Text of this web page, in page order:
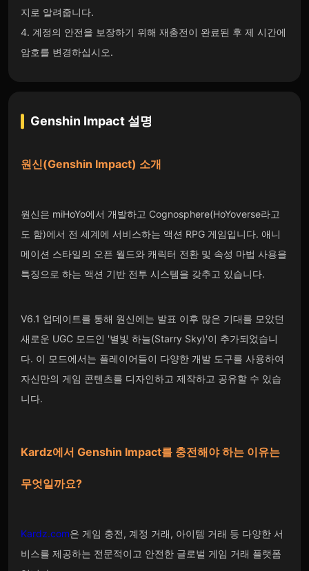
지로 알려줍니다.
4. 계정의 안전을 보장하기 위해 재충전이 완료된 후 제 시간에
암호를 변경하십시오.
Genshin Impact설명
원신(Genshin Impact) 소개
원신은 miHoYo에서 개발하고 Cognosphere(HoYoverse라고
도 함)에서 전 세계에 서비스하는 액션 RPG 게임입니다. 애니
메이션 스타일의 오픈 월드와 캐릭터 전환 및 속성 마법 사용을
특징으로 하는 액션 기반 전투 시스템을 갖추고 있습니다.
V6.1 업데이트를 통해 원신에는 발표 이후 많은 기대를 모았던
새로운 UGC 모드인 '별빛 하늘(Starry Sky)'이 추가되었습니
다. 이 모드에서는 플레이어들이 다양한 개발 도구를 사용하여
자신만의 게임 콘텐츠를 디자인하고 제작하고 공유할 수 있습
니다.
Kardz에서 Genshin Impact를 충전해야 하는 이유는
무엇일까요?
Kardz.com은 게임 충전, 계정 거래, 아이템 거래 등 다양한 서
비스를 제공하는 전문적이고 안전한 글로벌 게임 거래 플랫폼